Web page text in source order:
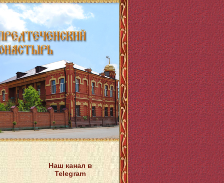
Наш канал в
Telegram